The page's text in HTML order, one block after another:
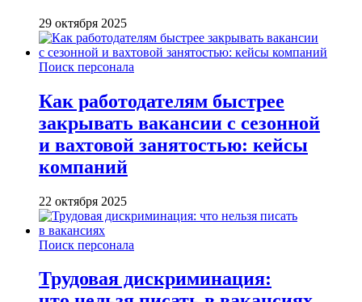
29 октября 2025
Поиск персонала
Как работодателям быстрее
закрывать вакансии с сезонной
и вахтовой занятостью: кейсы
компаний
22 октября 2025
Поиск персонала
Трудовая дискриминация: